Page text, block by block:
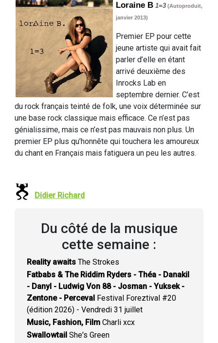
Loraine B 1=3(Autoproduit,
janvier 2013)
Premier EP pour cette
jeune artiste qui avait fait
parler d’elle en étant
arrivé deuxième des
Inrocks Lab en
septembre dernier. C’est
du rock français teinté de folk, une voix déterminée sur
une base rock classique mais efficace. Ce n’est pas
génialissime, mais ce n’est pas mauvais non plus. Un
premier EP plus qu’honnête qui touchera les amoureux
du chant en Français mais fatiguera un peu les autres.
Didier Richard
Du côté de la musique
cette semaine :
Reality awaits The Strokes
Fatbabs & The Riddim Ryders - Théa - Danakil
- Danyl - Ludwig Von 88 - Josman - Yuksek -
Zentone - Perceval Festival Foreztival #20
(édition 2026) - Vendredi 31 juillet
Music, Fashion, Film Charli xcx
Swallowtail She's Green